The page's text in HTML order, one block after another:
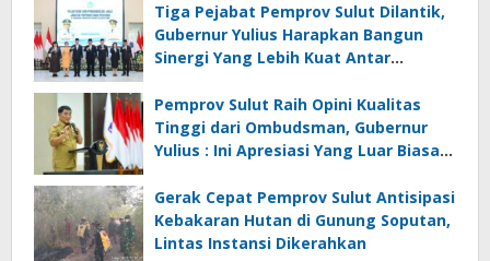
Tiga Pejabat Pemprov Sulut Dilantik,
Gubernur Yulius Harapkan Bangun
Sinergi Yang Lebih Kuat Antar
Pemprov Sulut Raih Opini Kualitas
Tinggi dari Ombudsman, Gubernur
Yulius : Ini Apresiasi Yang Luar Biasa,
Gerak Cepat Pemprov Sulut Antisipasi
Kebakaran Hutan di Gunung Soputan,
Lintas Instansi Dikerahkan